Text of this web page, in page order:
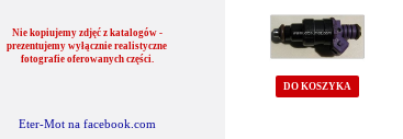
Nie kopiujemy zdjęć z katalogów -
prezentujemy wyłącznie realistyczne
fotografie oferowanych części.
Eter-Mot na facebook.com
DO KOSZYKA